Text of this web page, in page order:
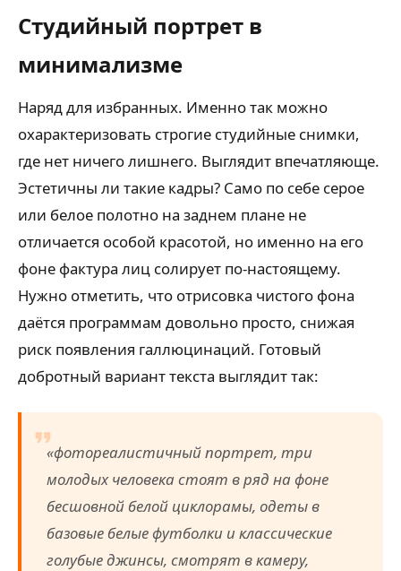
Студийный портрет в
минимализме
Наряд для избранных. Именно так можно
охарактеризовать строгие студийные снимки,
где нет ничего лишнего. Выглядит впечатляюще.
Эстетичны ли такие кадры? Само по себе серое
или белое полотно на заднем плане не
отличается особой красотой, но именно на его
фоне фактура лиц солирует по-настоящему.
Нужно отметить, что отрисовка чистого фона
даётся программам довольно просто, снижая
риск появления галлюцинаций. Готовый
добротный вариант текста выглядит так:
«фотореалистичный портрет, три
молодых человека стоят в ряд на фоне
бесшовной белой циклорамы, одеты в
базовые белые футболки и классические
голубые джинсы, смотрят в камеру,